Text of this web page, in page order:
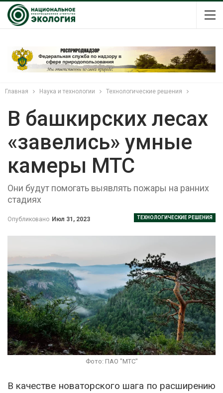
Главная Наука и технологии Технологические решения
В башкирских лесах
«завелись» умные
камеры МТС
Они будут помогать выявлять пожары на ранних
стадиях
ТЕХНОЛОГИЧЕСКИЕ РЕШЕНИЯ
Опубликовано Июл 31, 2023
Фото: ПАО "МТС"
В качестве новаторского шага по расширению